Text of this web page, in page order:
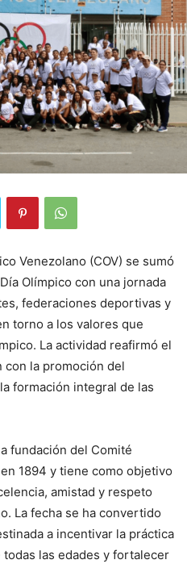
Venezolano (COV) se sumó
Olímpico con una jornada
federaciones deportivas y
torno a los valores que
La actividad reafirmó el
la promoción del
formación integral de las
fundación del Comité
1894 y tiene como objetivo
amistad y respeto
La fecha se ha convertido
a incentivar la práctica
las edades y fortalecer